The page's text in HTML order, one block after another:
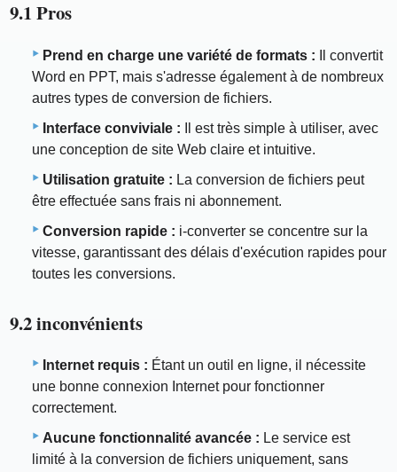
9.1 Pros
Prend en charge une variété de formats : Il convertit
Word en PPT, mais s'adresse également à de nombreux
autres types de conversion de fichiers.
Interface conviviale : Il est très simple à utiliser, avec
une conception de site Web claire et intuitive.
Utilisation gratuite : La conversion de fichiers peut
être effectuée sans frais ni abonnement.
Conversion rapide : i-converter se concentre sur la
vitesse, garantissant des délais d'exécution rapides pour
toutes les conversions.
9.2 inconvénients
Internet requis : Étant un outil en ligne, il nécessite
une bonne connexion Internet pour fonctionner
correctement.
Aucune fonctionnalité avancée : Le service est
limité à la conversion de fichiers uniquement, sans